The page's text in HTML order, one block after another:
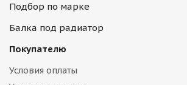
Подбор по марке
Балка под радиатор
Покупателю
Условия оплаты